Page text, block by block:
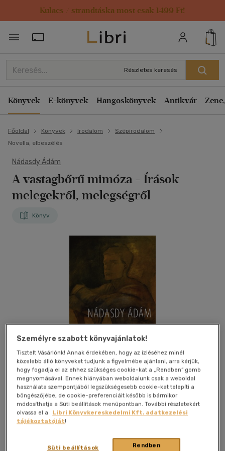
Kulacs / strandtáska most csak 1499 Ft!
Törzsvásárlói Kártya adatai
Részletes keresés
Könyvek E-könyvek Hangoskönyvek Antikvár
Főoldal Könyvek Irodalom
Szépirodalom
Novella, elbeszélés
Nádasdy Ádám
A vastagbőrű mimóza - Írások
melegekről, melegségről
Könyv
Kívánságlistához adom Megosztom
Magvető Kft.| 2016|magyar nyelvű |keménytábla,
Személyre szabott könyvajánlatok!
Tisztelt Vásárlónk! Annak érdekében, hogy az ízléséhez minél
közelebb álló könyveket tudjunk a figyelmébe ajánlani, arra kérjük,
hogy fogadja el az ehhez szükséges cookie-kat a „Rendben” gomb
megnyomásával. Ennek hiányában weboldalunk csak a weboldal
használata szempontjából legszükségesebb cookie-kat telepíti a
böngészőjébe, de cookie-preferenciáit később is bármikor
módosíthatja a Süti beállítások menüpontban. További részletekért
olvassa el a
Libri Könyvkereskedelmi Kft. adatkezelési
tájékoztatóját!
Rendben
Süti beállítások